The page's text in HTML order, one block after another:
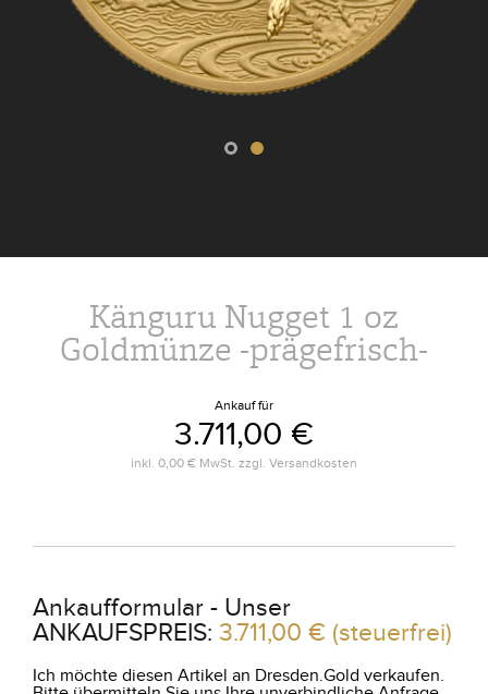
Känguru Nugget 1 oz
Goldmünze -prägefrisch-
Ankauf für
3.711,00 €
inkl. 0,00 € MwSt. zzgl. Versandkosten
Ankaufformular - Unser
ANKAUFSPREIS: 3.711,00 € (steuerfrei)
Ich möchte diesen Artikel an Dresden.Gold verkaufen.